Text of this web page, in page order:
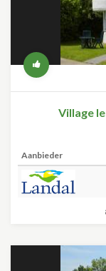
Village
Aanbieder